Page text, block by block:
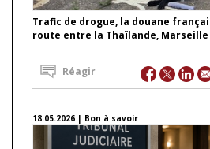
Trafic de drogue, la douane
route entre la Thaïlande,
Réagir
18.05.2026 | Bon à savoir